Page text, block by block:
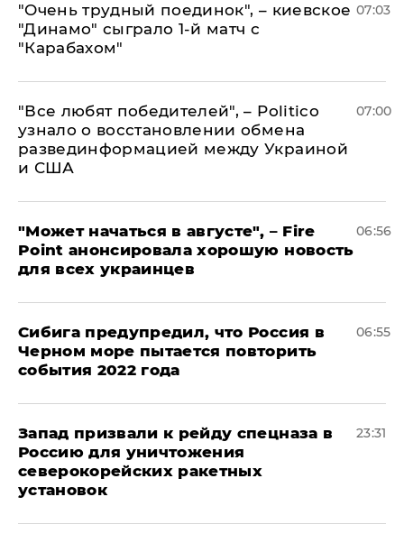
"Очень трудный поединок", – киевское
"Динамо" сыграло 1-й матч с
"Карабахом"
07:03
​"Все любят победителей", – Politico
узнало о восстановлении обмена
развединформацией между Украиной
и США
07:00
"Может начаться в августе", – Fire
Point анонсировала хорошую новость
для всех украинцев
06:56
Сибига предупредил, что Россия в
Черном море пытается повторить
события 2022 года
06:55
Запад призвали к рейду спецназа в
Россию для уничтожения
северокорейских ракетных
установок
23:31